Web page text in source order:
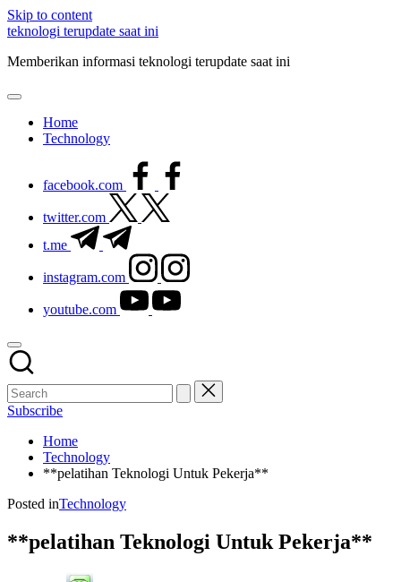
Skip to content
teknologi terupdate saat ini
Memberikan informasi teknologi terupdate saat ini
Home
Technology
facebook.com
twitter.com
t.me
instagram.com
youtube.com
Subscribe
Home
Technology
**pelatihan Teknologi Untuk Pekerja**
Posted inTechnology
**pelatihan Teknologi Untuk Pekerja**